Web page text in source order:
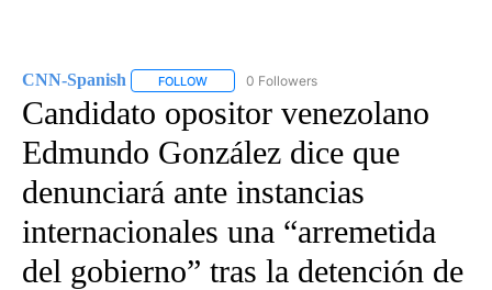
CNN-Spanish FOLLOW FOLLOW "CNN-SPANISH" TO RECEIVE
0 Followers
Candidato opositor venezolano
Edmundo González dice que
denunciará ante instancias
internacionales una “arremetida
del gobierno” tras la detención de